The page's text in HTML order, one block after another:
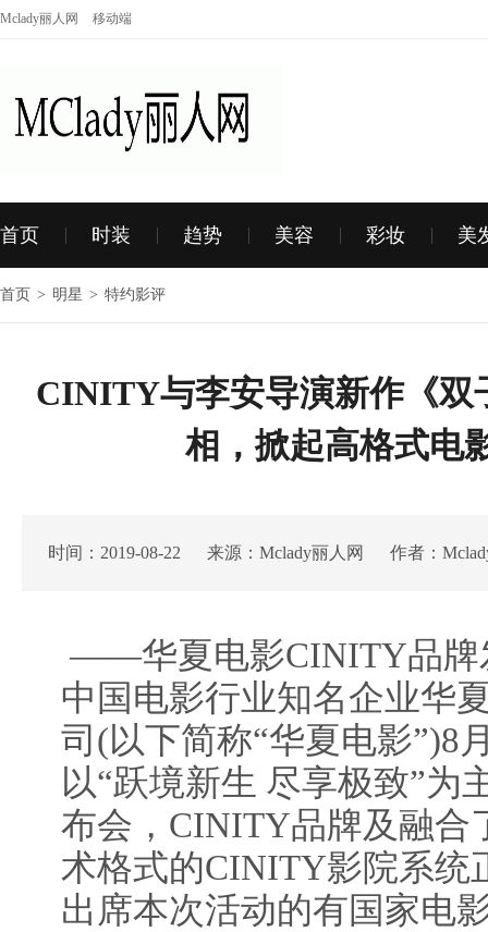
Mclady丽人网 移动端
首页 时装 趋势 美容 彩妆 美
首页 > 明星 > 特约影评
CINITY与李安导演新作《双
相，掀起高格式电
时间：2019-08-22 来源：Mclady丽人网 作者：
——华夏电影CINITY品牌
中国电影行业知名企业华
司(以下简称“华夏电影”)8
以“跃境新生 尽享极致”为
布会，CINITY品牌及融合
术格式的CINITY影院系统
出席本次活动的有国家电